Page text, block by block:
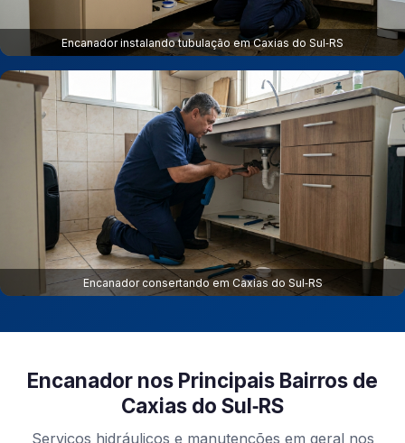
Encanador instalando tubulação em Caxias do Sul‑RS
Encanador consertando em Caxias do Sul‑RS
Encanador nos Principais Bairros de
Caxias do Sul‑RS
Serviços hidráulicos e manutenções em geral nos